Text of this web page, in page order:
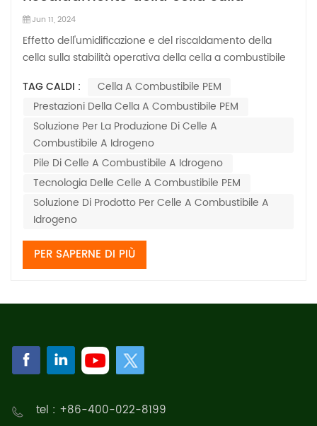
stabilità operativa della cella a
combustibile con membrana
elettrolitica polimerica
Jun 11, 2024
Effetto dell'umidificazione e del riscaldamento della
cella sulla stabilità operativa della cella a combustibile
commercializzazione del Cella a combustibile PEM è
ostacolato da alcuni fattori, tra cui lo stoccaggio
dell'idrogeno, la gestione dell'acqu...
TAG CALDI :
Cella A Combustibile PEM
Prestazioni Della Cella A Combustibile PEM
Soluzione Per La Produzione Di Celle A
Combustibile A Idrogeno
Pile Di Celle A Combustibile A Idrogeno
Tecnologia Delle Celle A Combustibile PEM
Soluzione Di Prodotto Per Celle A Combustibile A
Idrogeno
PER SAPERNE DI PIÙ
tel : +86-400-022-8199